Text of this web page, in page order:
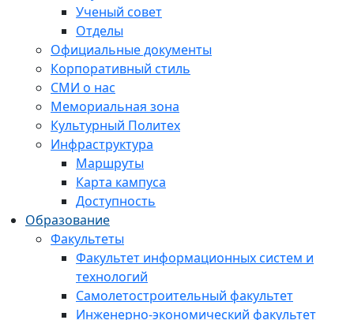
Ученый совет
Отделы
Официальные документы
Корпоративный стиль
СМИ о нас
Мемориальная зона
Культурный Политех
Инфраструктура
Маршруты
Карта кампуса
Доступность
Образование
Факультеты
Факультет информационных систем и
технологий
Самолетостроительный факультет
Инженерно-экономический факультет